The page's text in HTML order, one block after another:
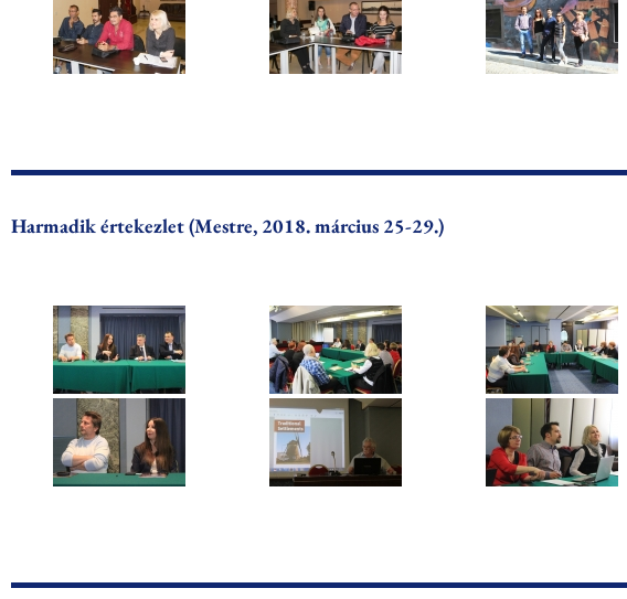
Harmadik értekezlet (Mestre, 2018. március 25-29.)